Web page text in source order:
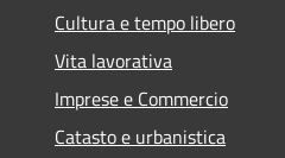
Cultura e tempo libero
Vita lavorativa
Imprese e Commercio
Catasto e urbanistica